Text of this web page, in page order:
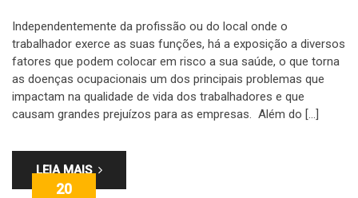
Independentemente da profissão ou do local onde o
trabalhador exerce as suas funções, há a exposição a diversos
fatores que podem colocar em risco a sua saúde, o que torna
as doenças ocupacionais um dos principais problemas que
impactam na qualidade de vida dos trabalhadores e que
causam grandes prejuízos para as empresas. Além do […]
LEIA MAIS
20